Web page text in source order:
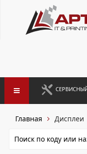
ДОГОВОРНОЕ
Главная Дисплеи